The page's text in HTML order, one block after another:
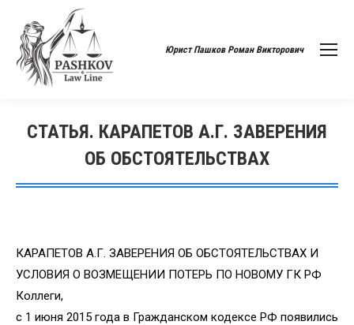
Юрист Пашков Роман Викторович
СТАТЬЯ. КАРАПЕТОВ А.Г. ЗАВЕРЕНИЯ
ОБ ОБСТОЯТЕЛЬСТВАХ
Вы здесь:
КАРАПЕТОВ А.Г. ЗАВЕРЕНИЯ ОБ ОБСТОЯТЕЛЬСТВАХ И
УСЛОВИЯ О ВОЗМЕЩЕНИИ ПОТЕРЬ ПО НОВОМУ ГК РФ
Коллеги,
с 1 июня 2015 года в Гражданском кодексе РФ появились